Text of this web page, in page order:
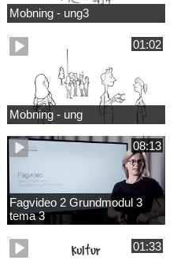
Mobning - ung3
01:02
Mobning - ung
08:13
Fagvideo 2 Grundmodul 3
tema 3
01:33